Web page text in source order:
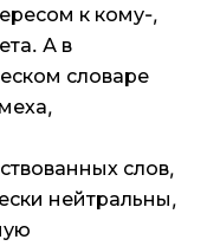
к кому-,
А в
словаре
слов,
нейтральны,